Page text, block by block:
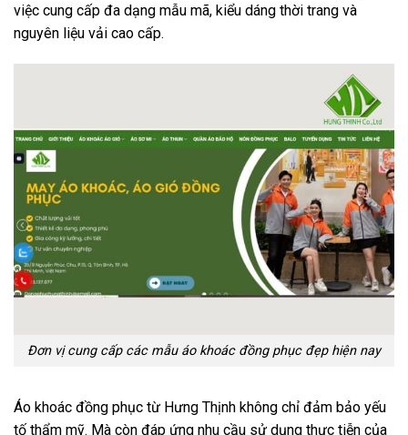
việc cung cấp đa dạng mẫu mã, kiểu dáng thời trang và
nguyên liệu vải cao cấp.
Đơn vị cung cấp các mẫu áo khoác đồng phục đẹp hiện nay
Áo khoác đồng phục từ Hưng Thịnh không chỉ đảm bảo yếu
tố thẩm mỹ. Mà còn đáp ứng nhu cầu sử dụng thực tiễn của